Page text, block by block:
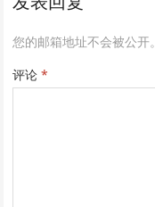
您的邮箱地址不会被公开。
评论*